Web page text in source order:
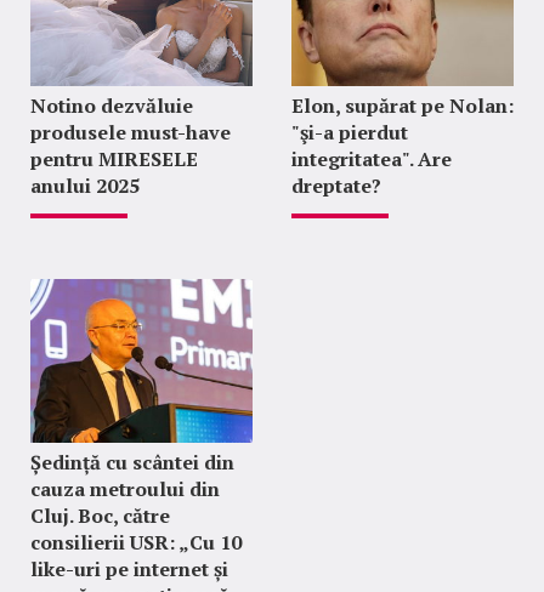
Notino dezvăluie
produsele must-have
pentru MIRESELE
anului 2025
Elon, supărat pe Nolan:
"şi-a pierdut
integritatea". Are
dreptate?
Ședință cu scântei din
cauza metroului din
Cluj. Boc, către
consilierii USR: „Cu 10
like-uri pe internet și